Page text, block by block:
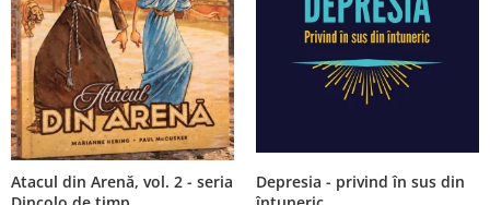
Atacul din Arenă, vol. 2 - seria
Depresia - privind în sus din